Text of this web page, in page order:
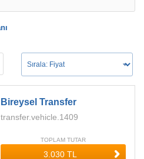
Bireysel Transfer
transfer.vehicle.1409
TOPLAM TUTAR